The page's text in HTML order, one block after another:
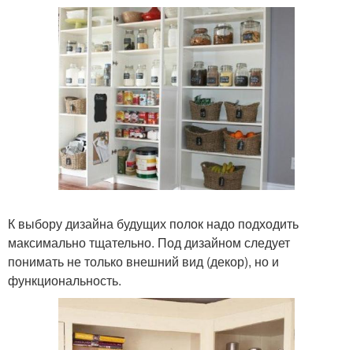
К выбору дизайна будущих полок надо подходить
максимально тщательно. Под дизайном следует
понимать не только внешний вид (декор), но и
функциональность.